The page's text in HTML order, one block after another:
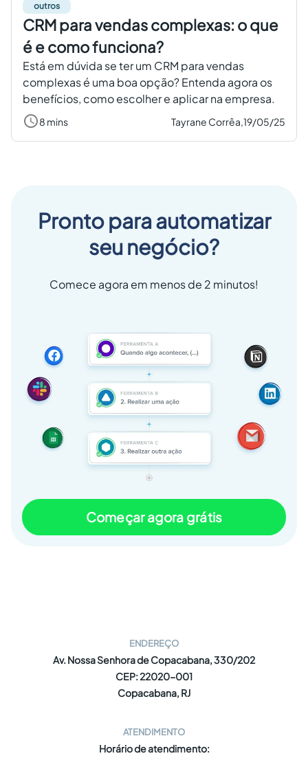
outros
CRM para vendas complexas: o que
é e como funciona?
Está em dúvida se ter um CRM para vendas
complexas é uma boa opção? Entenda agora os
benefícios, como escolher e aplicar na empresa.
8 mins Tayrane Corrêa,19/05/25
Pronto para automatizar
seu negócio?
Comece agora em menos de 2 minutos!
Começar agora grátis
ENDEREÇO
Av. Nossa Senhora de Copacabana, 330/202
CEP: 22020-001
Copacabana, RJ
ATENDIMENTO
Horário de atendimento: